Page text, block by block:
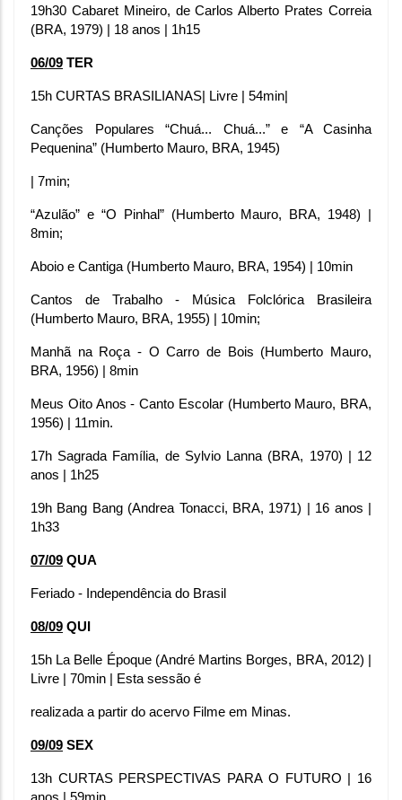
19h30 Cabaret Mineiro, de Carlos Alberto Prates Correia
(BRA, 1979) | 18 anos | 1h15
06/09 TER
15h CURTAS BRASILIANAS| Livre | 54min|
Canções Populares “Chuá... Chuá...” e “A Casinha
Pequenina” (Humberto Mauro, BRA, 1945)
| 7min;
“Azulão” e “O Pinhal” (Humberto Mauro, BRA, 1948) |
8min;
Aboio e Cantiga (Humberto Mauro, BRA, 1954) | 10min
Cantos de Trabalho - Música Folclórica Brasileira
(Humberto Mauro, BRA, 1955) | 10min;
Manhã na Roça - O Carro de Bois (Humberto Mauro,
BRA, 1956) | 8min
Meus Oito Anos - Canto Escolar (Humberto Mauro, BRA,
1956) | 11min.
17h Sagrada Família, de Sylvio Lanna (BRA, 1970) | 12
anos | 1h25
19h Bang Bang (Andrea Tonacci, BRA, 1971) | 16 anos |
1h33
07/09 QUA
Feriado - Independência do Brasil
08/09 QUI
15h La Belle Époque (André Martins Borges, BRA, 2012) |
Livre | 70min | Esta sessão é
realizada a partir do acervo Filme em Minas.
09/09 SEX
13h CURTAS PERSPECTIVAS PARA O FUTURO | 16